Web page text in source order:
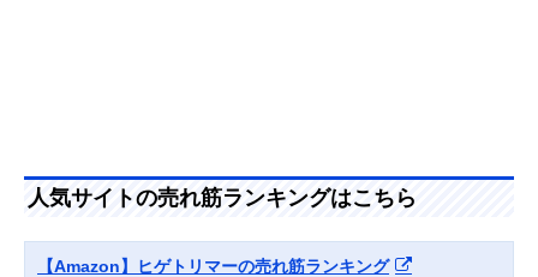
人気サイトの売れ筋ランキングはこちら
【Amazon】ヒゲトリマーの売れ筋ランキング